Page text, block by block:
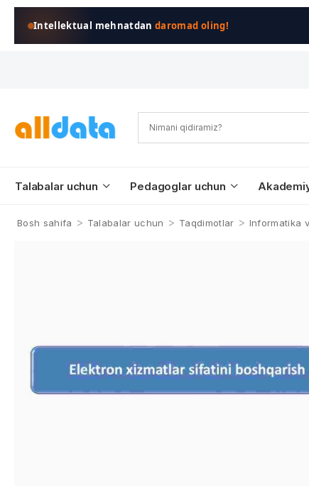
Intellektual mehnatdandaromad oling!
Talabalar uchun Pedagoglar uchun
Bosh sahifa > Talabalar uchun > Taqdimotlar > Informatika